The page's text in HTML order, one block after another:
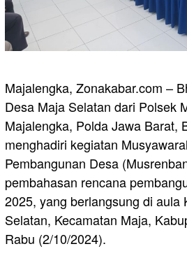
Majalengka, Zonakabar.com –
Desa Maja Selatan dari Polsek
Majalengka, Polda Jawa Barat,
menghadiri kegiatan
Pembangunan Desa
pembahasan rencana
2025, yang berlangsung di aula
Selatan, Kecamatan Maja,
Rabu (2/10/2024).